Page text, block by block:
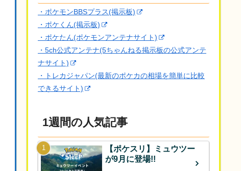
・ポケモンBBSプラス(掲示板)
・ポケくん(掲示板)
・ポケたん(ポケモンアンテナサイト)
・5ch公式アンテナ(5ちゃんねる掲示板の公式アンテ
ナサイト)
・トレカジャパン(最新のポケカの相場を簡単に比較
できるサイト)
1週間の人気記事
【ポケスリ】ミュウツー
が9月に登場!!